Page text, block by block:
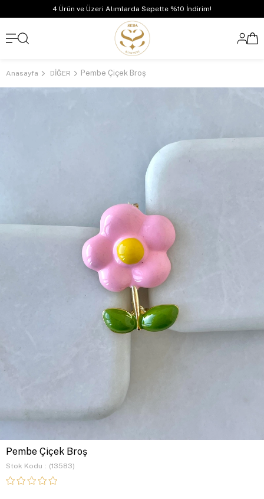
4 Ürün ve Üzeri Alımlarda Sepette %10 İndirim!
Anasayfa DİĞER Pembe Çiçek Broş
Pembe Çiçek Broş
Stok Kodu (13583)